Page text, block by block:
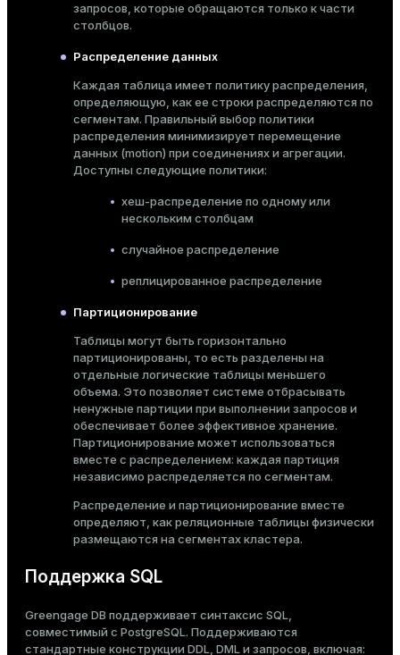
запросов, которые обращаются только к части
столбцов.
Распределение данных
Каждая таблица имеет политику распределения,
определяющую, как ее строки распределяются по
сегментам. Правильный выбор политики
распределения минимизирует перемещение
данных (motion) при соединениях и агрегации.
Доступны следующие политики:
хеш-распределение по одному или
нескольким столбцам
случайное распределение
реплицированное распределение
Партиционирование
Таблицы могут быть горизонтально
партиционированы, то есть разделены на
отдельные логические таблицы меньшего
объема. Это позволяет системе отбрасывать
ненужные партиции при выполнении запросов и
обеспечивает более эффективное хранение.
Партиционирование может использоваться
вместе с распределением: каждая партиция
независимо распределяется по сегментам.
Распределение и партиционирование вместе
определяют, как реляционные таблицы физически
размещаются на сегментах кластера.
Поддержка SQL
Greengage DB поддерживает синтаксис SQL,
совместимый с PostgreSQL. Поддерживаются
стандартные конструкции DDL, DML и запросов, включая: